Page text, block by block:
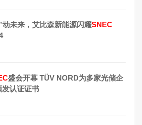
动未来，艾比森新能源闪耀SNEC
盛会开幕 TÜV NORD为多家光储企
发认证证书